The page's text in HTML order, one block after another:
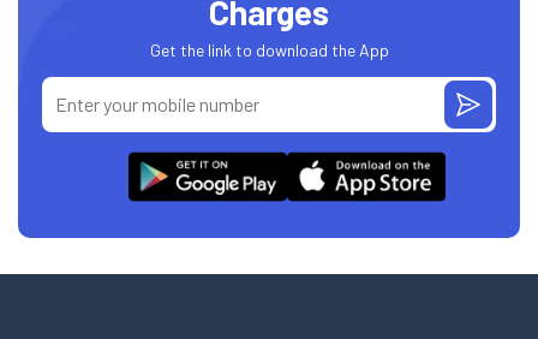
Charges
Get the link to download the App